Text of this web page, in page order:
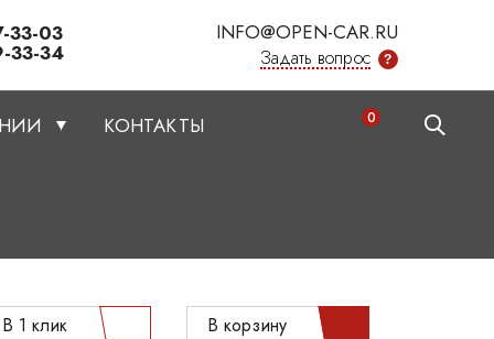
33-03
33-34
INFO@OPEN-CAR.RU
Задать вопрос ?
КОНТАКТЫ 0
В 1 клик В корзину